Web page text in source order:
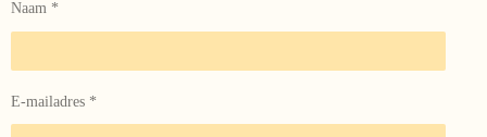
Naam *
E-mailadres *